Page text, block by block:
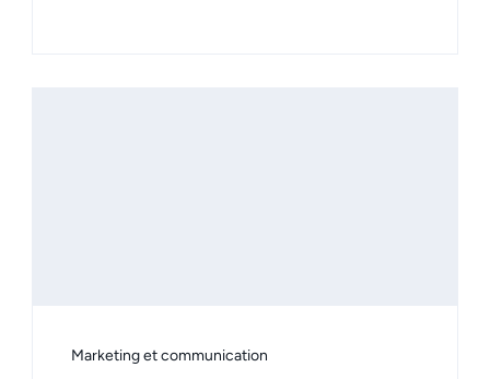
Marketing et communication